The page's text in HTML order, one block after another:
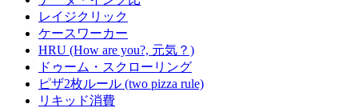
レイジクリック
ケースワーカー
HRU (How are you?, 元気？)
ドゥーム・スクローリング
ピザ2枚ルール (two pizza rule)
リキッド消費